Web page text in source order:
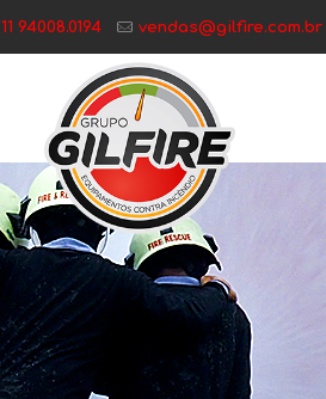
11 94008.0194 vendas@gilfire.com.br